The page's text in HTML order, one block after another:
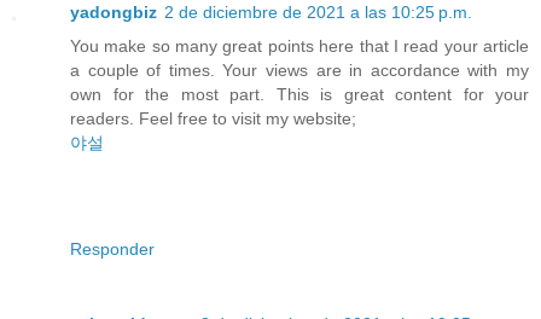
yadongbiz 2 de diciembre de 2021 a las 10:25 p.m.
You make so many great points here that I read your article
a couple of times. Your views are in accordance with my
own for the most part. This is great content for your
readers. Feel free to visit my website;
야설
Responder